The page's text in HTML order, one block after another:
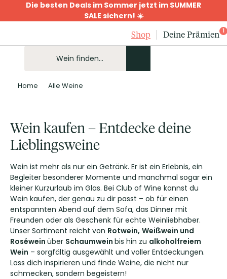
Die besten Deals im Sommer jetzt im SUMMER
SALE sichern! ☀️
Shop
Deine Prämien 1
Home Alle Weine
Wein kaufen – Entdecke deine
Lieblingsweine
Wein ist mehr als nur ein Getränk. Er ist ein Erlebnis, ein
Begleiter besonderer Momente und manchmal sogar ein
kleiner Kurzurlaub im Glas. Bei Club of Wine kannst du
Wein kaufen, der genau zu dir passt – ob für einen
entspannten Abend auf dem Sofa, das Dinner mit
Freunden oder als Geschenk für echte Weinliebhaber.
Unser Sortiment reicht von Rotwein, Weißwein und
Roséwein über Schaumwein bis hin zu alkoholfreiem
Wein – sorgfältig ausgewählt und voller Entdeckungen.
Lass dich inspirieren und finde Weine, die nicht nur
schmecken, sondern begeistern!